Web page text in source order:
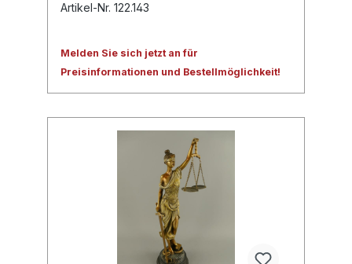
Artikel-Nr. 122.143
Melden Sie sich jetzt an für
Preisinformationen und Bestellmöglichkeit!